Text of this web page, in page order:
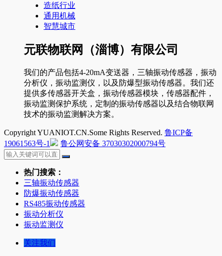
造纸行业
通用机械
智慧城市
元联物联网（淄博）有限公司
我们的产品包括4-20mA变送器，三轴振动传感器，振动
分析仪，振动监测仪，以及防爆型振动传感器。我们还
提供多传感器开关盒，振动传感器模块，传感器配件，
振动监测保护系统，定制的振动传感器以及结合物联网
技术的振动监测解决方案。
Copyright YUANIOT.CN.Some Rights Reserved. 鲁ICP备
19061563号-1
鲁公网安备 37030302000794号
热门搜索：
三轴振动传感器
防爆振动传感器
RS485振动传感器
振动分析仪
振动监测仪
关注我们